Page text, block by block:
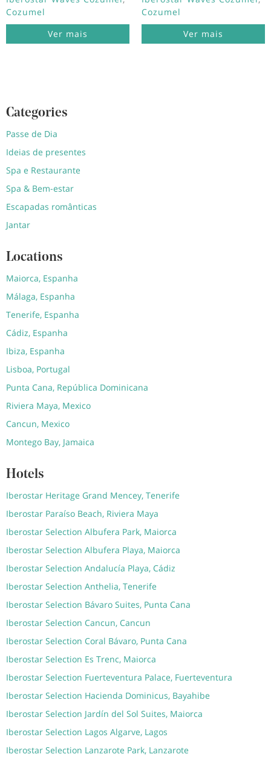
Cozumel
Ver mais
Cozumel
Ver mais
Categories
Passe de Dia
Ideias de presentes
Spa e Restaurante
Spa & Bem-estar
Escapadas românticas
Jantar
Locations
Maiorca, Espanha
Málaga, Espanha
Tenerife, Espanha
Cádiz, Espanha
Ibiza, Espanha
Lisboa, Portugal
Punta Cana, República Dominicana
Riviera Maya, Mexico
Cancun, Mexico
Montego Bay, Jamaica
Hotels
Iberostar Heritage Grand Mencey, Tenerife
Iberostar Paraíso Beach, Riviera Maya
Iberostar Selection Albufera Park, Maiorca
Iberostar Selection Albufera Playa, Maiorca
Iberostar Selection Andalucía Playa, Cádiz
Iberostar Selection Anthelia, Tenerife
Iberostar Selection Bávaro Suites, Punta Cana
Iberostar Selection Cancun, Cancun
Iberostar Selection Coral Bávaro, Punta Cana
Iberostar Selection Es Trenc, Maiorca
Iberostar Selection Fuerteventura Palace, Fuerteventura
Iberostar Selection Hacienda Dominicus, Bayahibe
Iberostar Selection Jardín del Sol Suites, Maiorca
Iberostar Selection Lagos Algarve, Lagos
Iberostar Selection Lanzarote Park, Lanzarote